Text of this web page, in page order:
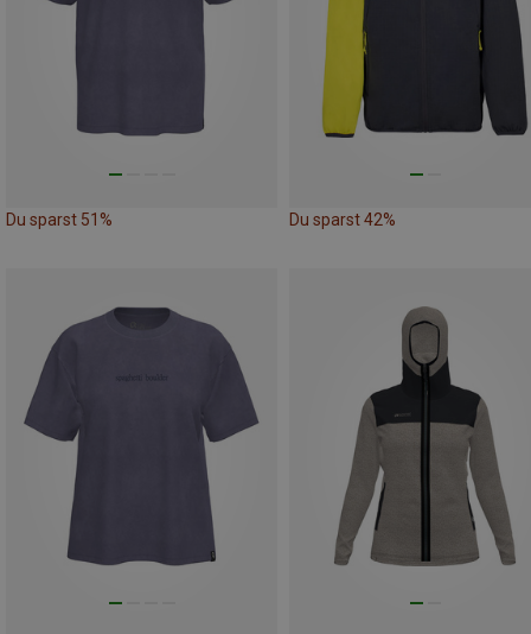
Du sparst 51% Du sparst 42%